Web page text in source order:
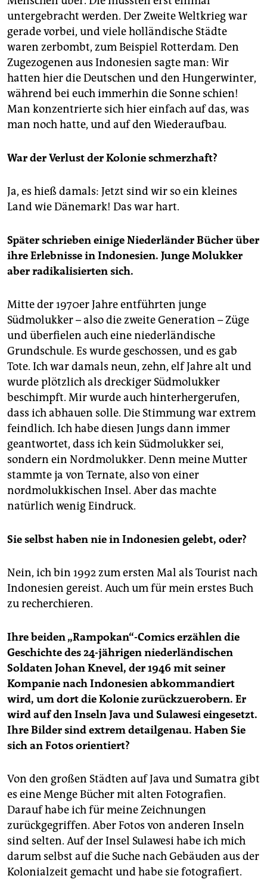
untergebracht werden. Der Zweite Weltkrieg war
gerade vorbei, und viele holländische Städte
waren zerbombt, zum Beispiel Rotterdam. Den
Zugezogenen aus Indonesien sagte man: Wir
hatten hier die Deutschen und den Hungerwinter,
während bei euch immerhin die Sonne schien!
Man konzentrierte sich hier einfach auf das, was
man noch hatte, und auf den Wiederaufbau.
War der Verlust der Kolonie schmerzhaft?
Ja, es hieß damals: Jetzt sind wir so ein kleines
Land wie Dänemark! Das war hart.
Später schrieben einige Niederländer Bücher über
ihre Erlebnisse in Indonesien. Junge Molukker
aber radikalisierten sich.
Mitte der 1970er Jahre entführten junge
Südmolukker – also die zweite Generation – Züge
und überfielen auch eine niederländische
Grundschule. Es wurde geschossen, und es gab
Tote. Ich war damals neun, zehn, elf Jahre alt und
wurde plötzlich als dreckiger Südmolukker
beschimpft. Mir wurde auch hinterhergerufen,
dass ich abhauen solle. Die Stimmung war extrem
feindlich. Ich habe diesen Jungs dann immer
geantwortet, dass ich kein Südmolukker sei,
sondern ein Nordmolukker. Denn meine Mutter
stammte ja von Ternate, also von einer
nordmolukkischen Insel. Aber das machte
natürlich wenig Eindruck.
Sie selbst haben nie in Indonesien gelebt, oder?
Nein, ich bin 1992 zum ersten Mal als Tourist nach
Indonesien gereist. Auch um für mein erstes Buch
zu recherchieren.
Ihre beiden „Rampokan“-Comics erzählen die
Geschichte des 24-jährigen niederländischen
Soldaten Johan Knevel, der 1946 mit seiner
Kompanie nach Indonesien abkommandiert
wird, um dort die Kolonie zurückzuerobern. Er
wird auf den Inseln Java und Sulawesi eingesetzt.
Ihre Bilder sind extrem detailgenau. Haben Sie
sich an Fotos orientiert?
Von den großen Städten auf Java und Sumatra gibt
es eine Menge Bücher mit alten Fotografien.
Darauf habe ich für meine Zeichnungen
zurückgegriffen. Aber Fotos von anderen Inseln
sind selten. Auf der Insel Sulawesi habe ich mich
darum selbst auf die Suche nach Gebäuden aus der
Kolonialzeit gemacht und habe sie fotografiert.